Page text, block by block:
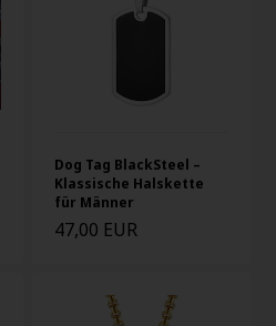
Dog Tag BlackSteel –
Klassische Halskette
für Männer
47,00 EUR